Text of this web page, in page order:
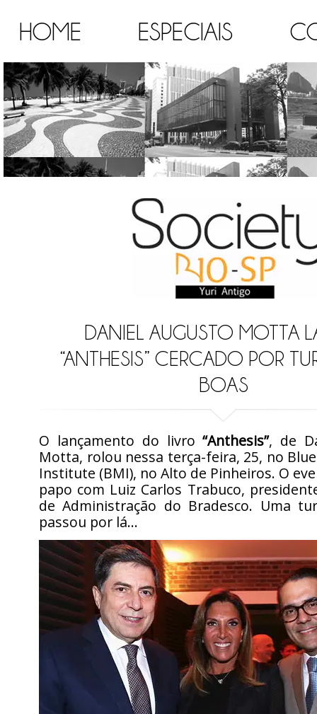
HOME ESPECIAIS
DANIEL AUGUSTO MOTTA
“ANTHESIS” CERCADO POR
BOAS
O lançamento do livro“Anthesis”, de
Motta, rolou nessa terça-feira, 25, no
Institute (BMI), no Alto de Pinheiros. O
papo com Luiz Carlos Trabuco,
de Administração do Bradesco. Uma
passou por lá…